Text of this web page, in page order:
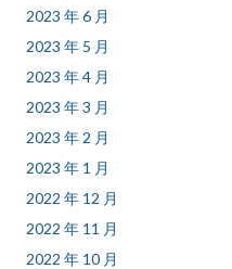
2023 年 6 月
2023 年 5 月
2023 年 4 月
2023 年 3 月
2023 年 2 月
2023 年 1 月
2022 年 12 月
2022 年 11 月
2022 年 10 月